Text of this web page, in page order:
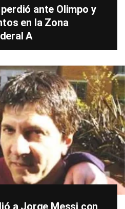
ante Olimpo y
en la Zona
A
a Jorge Messi con